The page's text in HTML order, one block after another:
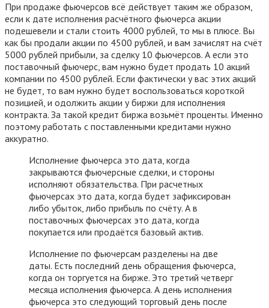
При продаже фьючерсов всё действует таким же образом,
если к дате исполнения расчётного фьючерса акции
подешевели и стали стоить 4000 рублей, то мы в плюсе. Вы
как бы продали акции по 4500 рублей, и вам зачислят на счёт
5000 рублей прибыли, за сделку 10 фьючерсов. А если это
поставочный фьючерс, вам нужно будет продать 10 акций
компании по 4500 рублей. Если фактически у вас этих акций
не будет, то вам нужно будет воспользоваться короткой
позицией, и одолжить акции у биржи для исполнения
контракта. За такой кредит биржа возьмёт проценты. Именно
поэтому работать с поставленными кредитами нужно
аккуратно.
Исполнение фьючерса это дата, когда
закрываются фьючерсные сделки, и стороны
исполняют обязательства. При расчетных
фьючерсах это дата, когда будет зафиксирован
либо убыток, либо прибыль по счёту. А в
поставочных фьючерсах это дата, когда
покупается или продаётся базовый актив.
Исполнение по фьючерсам разделены на две
даты. Есть последний день обращения фьючерса,
когда он торгуется на бирже. Это третий четверг
месяца исполнения фьючерса. А день исполнения
фьючерса это следующий торговый день после